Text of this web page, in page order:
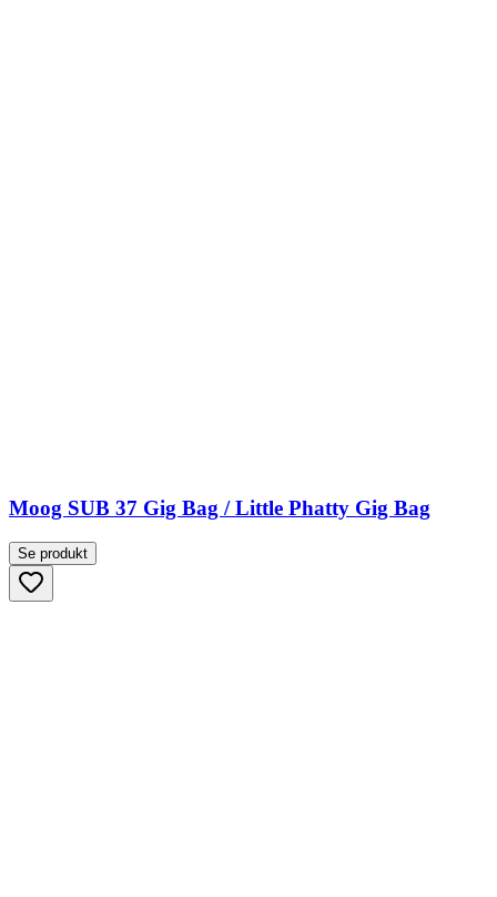
Moog SUB 37 Gig Bag / Little Phatty Gig Bag
Se produkt